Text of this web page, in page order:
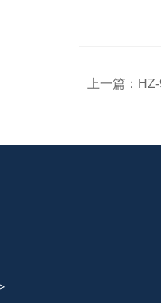
上一篇：